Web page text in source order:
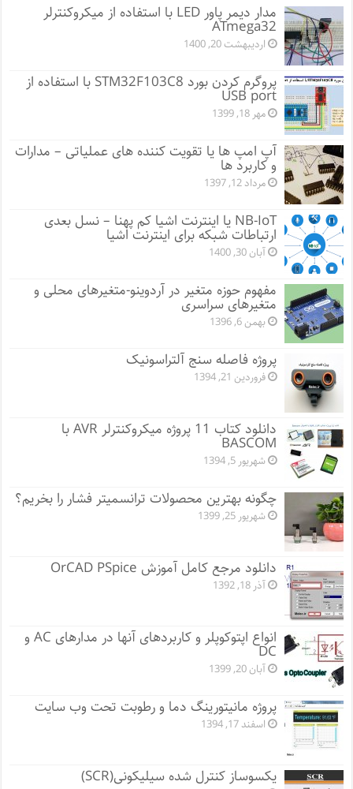
مدار دیمر پاور LED با استفاده از میکروکنترلر
ATmega32
اردیبهشت 20, 1400
پروگرم کردن بورد STM32F103C8 با استفاده از
USB port
مهر 18, 1399
آپ امپ ها یا تقویت کننده های عملیاتی – مدارات
و کاربرد ها
مرداد 12, 1397
NB-IoT یا اینترنت اشیا کم پهنا – نسل بعدی
ارتباطات شبکه برای اینترنت اشیا
آبان 30, 1400
مفهوم حوزه متغیر در آردوینو-متغیرهای محلی و
متغیرهای سراسری
بهمن 6, 1396
پروژه فاصله سنج آلتراسونیک
فروردین 21, 1394
دانلود کتاب 11 پروژه میکروکنترلر AVR با
BASCOM
شهریور 5, 1394
چگونه بهترین محصولات ترانسمیتر فشار را بخریم؟
شهریور 25, 1399
دانلود مرجع کامل آموزش OrCAD PSpice
آذر 18, 1392
انواع اپتوکوپلر و کاربردهای آنها در مدارهای AC و
DC
آبان 20, 1399
پروژه مانيتورينگ دما و رطوبت تحت وب سایت
اسفند 17, 1394
یکسوساز کنترل شده سیلیکونی(SCR)